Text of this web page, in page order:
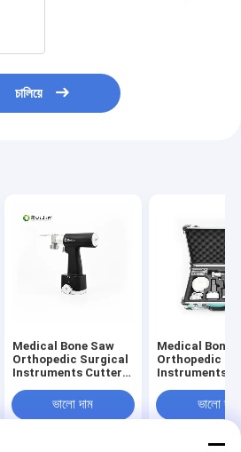
চালিয়ে
Medical Bone Saw
Orthopedic Surgical
Instruments Cutter
Tool air Oscillating
Saw
ভালো দাম
Medical Bone
Orthopedic
Instruments
Tool air
Saw Ruijin
ভালো দাম